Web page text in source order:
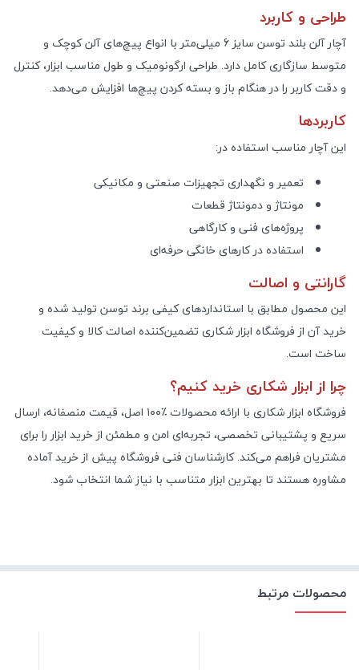
طراحی و کاربرد
آچار آلن بلند توسن سایز 6 میلی‌متر با انواع پیچ‌های آلن کوچک و
متوسط سازگاری کامل دارد. طراحی ارگونومیک و طول مناسب ابزار، کنترل
و دقت کاربر را در هنگام باز و بسته کردن پیچ‌ها افزایش می‌دهد.
کاربردها
این آچار مناسب استفاده در:
تعمیر و نگهداری تجهیزات صنعتی و مکانیکی
مونتاژ و دمونتاژ قطعات
پروژه‌های فنی و کارگاهی
استفاده در کارهای خانگی حرفه‌ای
گارانتی و اصالت
این محصول مطابق با استانداردهای کیفی برند توسن تولید شده و
خرید آن از فروشگاه ابزار شکاری تضمین‌کننده اصالت کالا و کیفیت
ساخت است.
چرا از ابزار شکاری خرید کنیم؟
فروشگاه ابزار شکاری با ارائه محصولات۱۰۰٪ اصل، قیمت منصفانه، ارسال
سریع و پشتیبانی تخصصی، تجربه‌ای امن و مطمئن از خرید ابزار را برای
مشتریان فراهم می‌کند. کارشناسان فنی فروشگاه پیش از خرید آماده
مشاوره هستند تا بهترین ابزار متناسب با نیاز شما انتخاب شود.
محصولات مرتبط